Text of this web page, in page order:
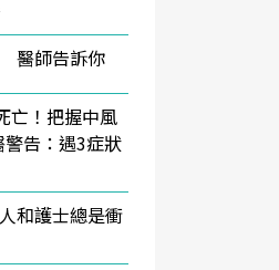
醫師告訴你
亡！把握中風
告：遇3症狀
和護士總是衝